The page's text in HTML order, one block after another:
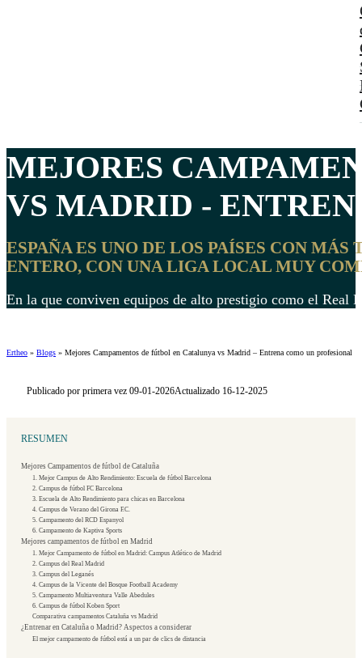
MEJORES
VS MADRID -
ESPAÑA ES UNO DE LOS PAÍSES CON
ENTERO, CON UNA LIGA LOCAL MUY
En la que conviven equipos de alto prestigio como el Real
Ertheo » Blogs » Mejores Campamentos de fútbol en Catalunya vs Madrid – Entrena como un profesional
Publicado por primera vez 09-01-2026Actualizado 16-12-2025
RESUMEN
Mejores Campamentos de fútbol de Cataluña
1. Mejor Campus de Alto Rendimiento: Escuela de fútbol Barcelona
2. Campus de fútbol FC Barcelona
3. Escuela de Alto Rendimiento para chicas en Barcelona
4. Campus de Verano del Girona F.C.
5. Campamento del RCD Espanyol
6. Campamento de Kaptiva Sports
Mejores campamentos de fútbol en Madrid
1. Mejor Campamento de fútbol en Madrid: Campus Atlético de Madrid
2. Campus del Real Madrid
3. Campus del Leganés
4. Campus de la Vicente del Bosque Football Academy
5. Campamento Multiaventura Valle Abedules
6. Campus de fútbol Koben Sport
Comparativa campamentos Cataluña vs Madrid
¿Entrenar en Cataluña o Madrid? Aspectos a considerar
El mejor campamento de fútbol está a un par de clics de distancia